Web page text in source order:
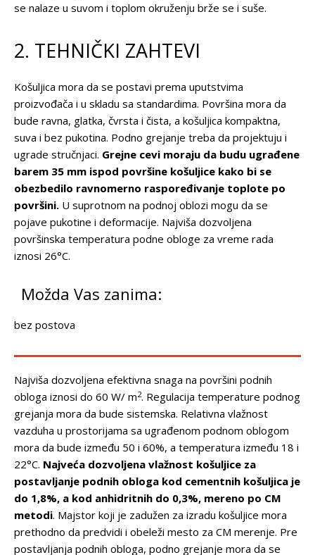
se nalaze u suvom i toplom okruženju brže se i suše.
2. TEHNIČKI ZAHTEVI
Košuljica mora da se postavi prema uputstvima
proizvođača i u skladu sa standardima. Površina mora da
bude ravna, glatka, čvrsta i čista, a košuljica kompaktna,
suva i bez pukotina. Podno grejanje treba da projektuju i
ugrade stručnjaci. Grejne cevi moraju da budu ugrađene
barem 35 mm ispod površine košuljice kako bi se
obezbedilo ravnomerno raspoređivanje toplote po
površini. U suprotnom na podnoj oblozi mogu da se
pojave pukotine i deformacije. Najviša dozvoljena
površinska temperatura podne obloge za vreme rada
iznosi 26°C.
Možda Vas zanima:
bez postova
Najviša dozvoljena efektivna snaga na površini podnih
obloga iznosi do 60 W/ m2. Regulacija temperature podnog
grejanja mora da bude sistemska. Relativna vlažnost
vazduha u prostorijama sa ugrađenom podnom oblogom
mora da bude između 50 i 60%, a temperatura između 18 i
22°C. Najveća dozvoljena vlažnost košuljice za
postavljanje podnih obloga kod cementnih košuljica je
do 1,8%, a kod anhidritnih do 0,3%, mereno po CM
metodi. Majstor koji je zadužen za izradu košuljice mora
prethodno da predvidi i obeleži mesto za CM merenje. Pre
postavljanja podnih obloga, podno grejanje mora da se